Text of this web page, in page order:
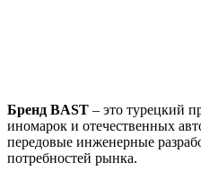
Бренд BAST – это турецкий
иномарок и отечественных
передовые инженерные
потребностей рынка.